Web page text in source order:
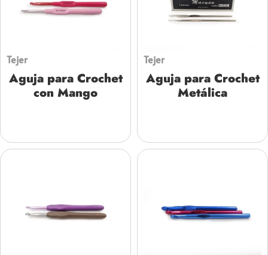
Tejer
Aguja para Crochet
con Mango
Tejer
Aguja para Crochet
Metálica